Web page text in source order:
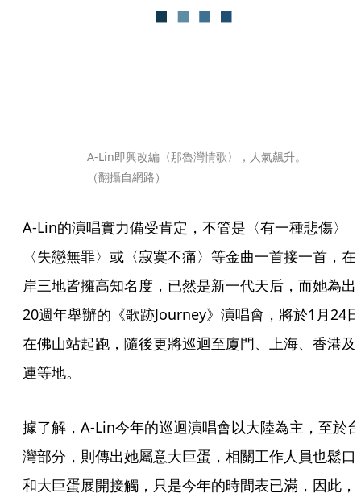
A-Lin即興改編〈那魯灣情歌〉，人氣飆升。
（翻攝自網路）
A-Lin的演唱實力備受肯定，不管是〈有一種悲傷〉
〈失戀無罪〉或〈寂寞不痛〉等金曲一首接一首，在
岸三地皆擁高知名度，已然是新一代天后，而她為出
20週年舉辦的《歌跡Journey》演唱會，將於1月24日
在佛山站起跑，隨後更將巡迴至廈門、上海、香港及
連等地。
據了解，A-Lin今年的巡迴演唱會以大陸為主，至於台
灣部分，則傳出她屬意大巨蛋，相關工作人員也鬆口
和大巨蛋展開接觸，只是今年的時間表已滿，因此，